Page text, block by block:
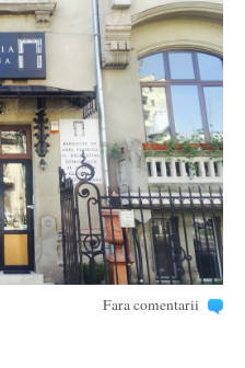
Fara comentarii